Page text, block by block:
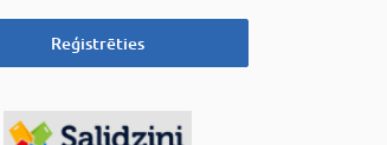
Reģistrēties